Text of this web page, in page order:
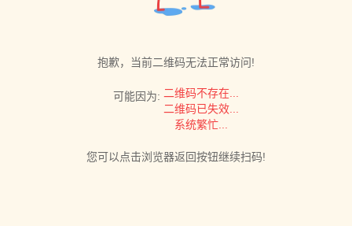
抱歉，当前二维码无法正常访问!
可能因为: 二维码不存在...
二维码已失效...
系统繁忙...
您可以点击浏览器返回按钮继续扫码!